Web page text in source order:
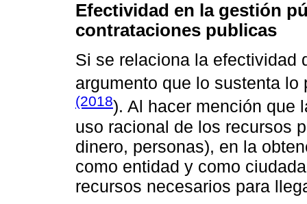
Efectividad en la gestión
contrataciones publicas
Si se relaciona la efectividad
argumento que lo sustenta
(2018). Al hacer mención que
uso racional de los recursos
dinero, personas), en la
como entidad y como
recursos necesarios para